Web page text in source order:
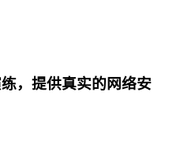
，提供真实的网络安